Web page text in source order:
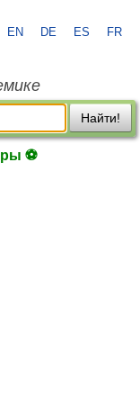
EN DE ES FR
Найти!
⚽